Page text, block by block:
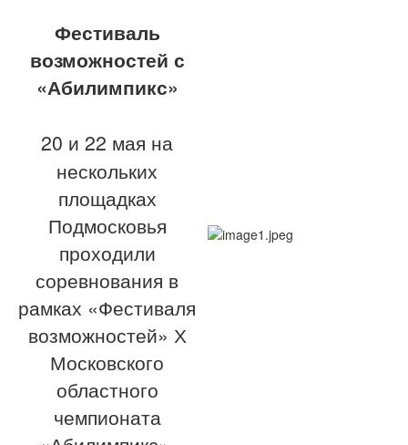
Фестиваль
возможностей с
«Абилимпикс»
20 и 22 мая на
нескольких
площадках
Подмосковья
проходили
соревнования в
рамках «Фестиваля
возможностей» Х
Московского
областного
чемпионата